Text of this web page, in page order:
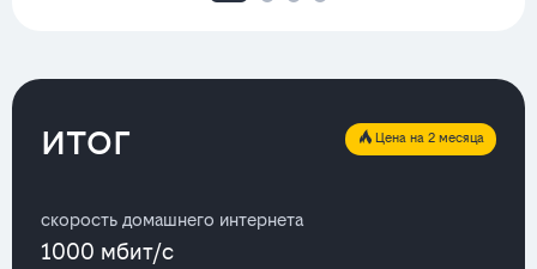
итог Цена на 2 месяца
скорость домашнего интернета
1000 мбит/с